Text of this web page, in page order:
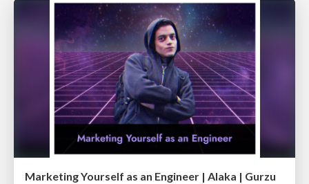
Marketing Yourself as an Engineer | Alaka | Gurzu